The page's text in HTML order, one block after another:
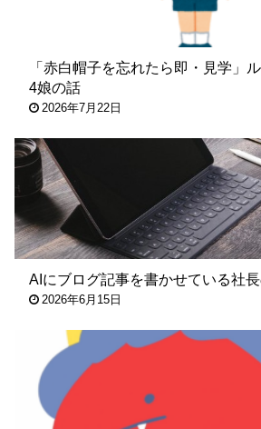
「赤白帽子を忘れたら即・見学」
4娘の話
2026年7月22日
AIにブログ記事を書かせている社
2026年6月15日